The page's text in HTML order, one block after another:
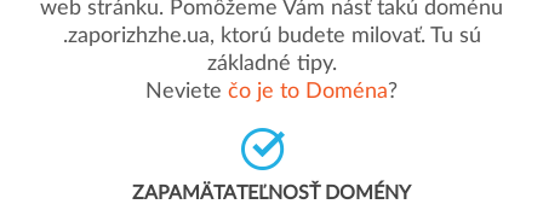
web stránku. Pomôžeme Vám násť takú doménu
.zaporizhzhe.ua, ktorú budete milovať. Tu sú
základné tipy.
Neviete čo je to Doména?
ZAPAMÄTATEĽNOSŤ DOMÉNY